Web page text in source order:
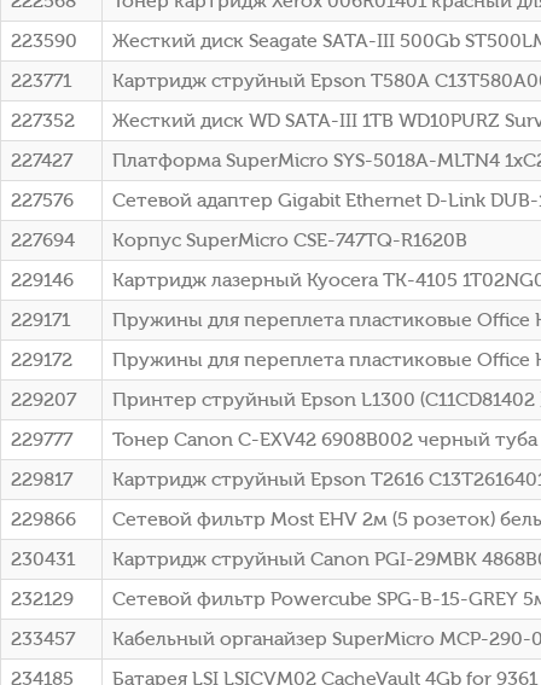
223590
Жесткий диск Seagate SATA-III 500Gb
223771
Картридж струйный Epson T580A
227352
Жесткий диск WD SATA-III 1TB WD10PURZ
227427
Платформа SuperMicro SYS-5018A-MLTN4
227576
Сетевой адаптер Gigabit Ethernet D-Link DUB-
227694
Корпус SuperMicro CSE-747TQ-R1620B
229146
Картридж лазерный Kyocera TK-4105
229171
Пружины для переплета пластиковые Office
229172
Пружины для переплета пластиковые Office
229207
Принтер струйный Epson L1300
229777
Тонер Canon C-EXV42 6908B002 черный
229817
Картридж струйный Epson T2616
229866
Сетевой фильтр Most EHV 2м (5 розеток)
230431
Картридж струйный Canon PGI-29MBK
232129
Сетевой фильтр Powercube SPG-B-15-GREY
233457
Кабельный органайзер SuperMicro MCP-
234185
Батарея LSI LSICVM02 CacheVault 4Gb for